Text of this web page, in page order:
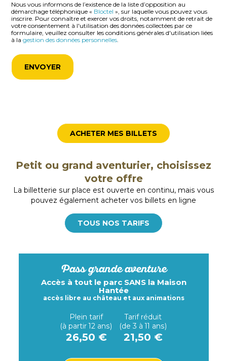
Nous vous informons de l’existence de la liste d’opposition au
démarchage téléphonique « Bloctel », sur laquelle vous pouvez vous
inscrire. Pour connaître et exercer vos droits, notamment de retrait de
votre consentement à l'utilisation des données collectées par ce
formulaire, veuillez consulter les conditions générales d'utilisation liées
à lagestion des données personnelles.
ACHETER MES BILLETS
Petit ou grand aventurier, choisissez
votre offre
La billetterie sur place est ouverte en continu, mais vous
pouvez également acheter vos billets en ligne
TOUS NOS TARIFS
Pass grande aventure
Accès à tout le parc SANS la Maison
Hantée
accès libre au château et aux animations
Plein tarif
(à partir 12 ans)
26,50 €
Tarif réduit
(de 3 à 11 ans)
21,50 €